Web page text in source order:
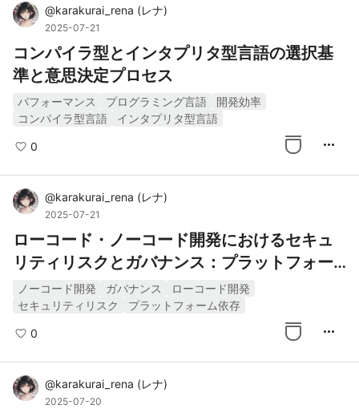
@karakurai_rena (レナ)
2025-07-21
コンパイラ型とインタプリタ型言語の選択基
準と意思決定プロセス
パフォーマンス プログラミング言語
開発効率
コンパイラ型言語
インタプリタ型言語
0 more_horiz
@karakurai_rena (レナ)
2025-07-21
ローコード・ノーコード開発におけるセキュ
リティリスクとガバナンス：プラットフォー
ム依存度と管理上の懸念点
ノーコード開発 ガバナンス
ローコード開発
セキュリティリスク
プラットフォーム依存
0 more_horiz
@karakurai_rena (レナ)
2025-07-20